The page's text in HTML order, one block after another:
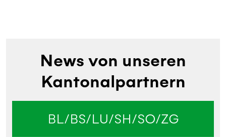
News von unseren
Kantonalpartnern
BL/BS/LU/SH/SO/ZG